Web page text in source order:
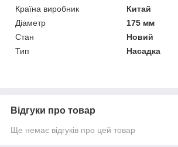
Країна виробник
Китай
Діаметр
175 мм
Стан
Новий
Тип
Насадка
Відгуки про товар
Ще немає відгуків про цей товар